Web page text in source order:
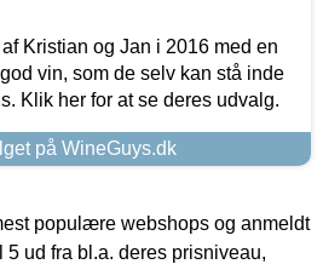
Kristian og Jan i 2016 med en
vin, som de selv kan stå inde
Klik her for at se deres udvalg.
på WineGuys.dk
populære webshops og anmeldt
5 ud fra bl.a. deres prisniveau,